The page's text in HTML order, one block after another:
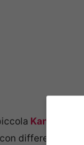
Kanna, la
differenti